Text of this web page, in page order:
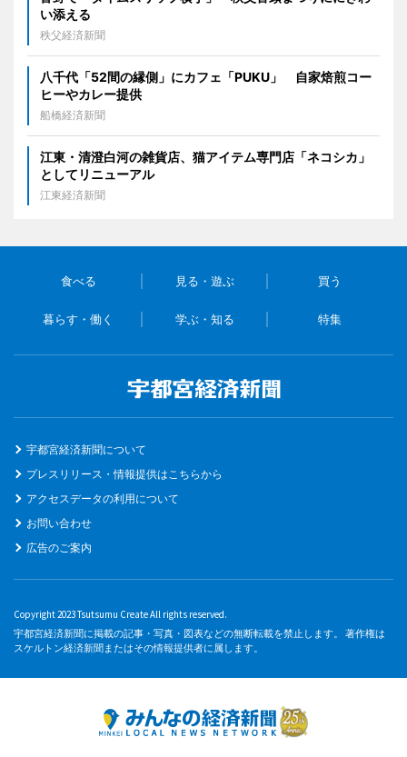
い添える
秩父経済新聞
八千代「52間の縁側」にカフェ「PUKU」 自家焙煎コー
ヒーやカレー提供
船橋経済新聞
江東・清澄白河の雑貨店、猫アイテム専門店「ネコシカ」
としてリニューアル
江東経済新聞
食べる 見る・遊ぶ 買う
暮らす・働く 学ぶ・知る 特集
宇都宮経済新聞について
プレスリリース・情報提供はこちらから
アクセスデータの利用について
お問い合わせ
広告のご案内
Copyright 2023 Tsutsumu Create All rights reserved.
宇都宮経済新聞に掲載の記事・写真・図表などの無断転載を禁止します。 著作権は
スケルトン経済新聞またはその情報提供者に属します。